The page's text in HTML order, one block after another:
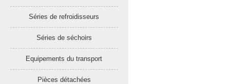
Séries de refroidisseurs
Séries de séchoirs
Equipements du transport
Pièces détachées